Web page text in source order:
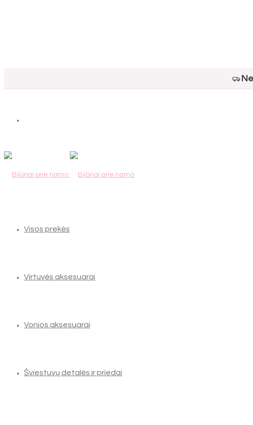
Visos prekės
Virtuvės aksesuarai
Vonios aksesuarai
Šviestuvų detalės ir priedai